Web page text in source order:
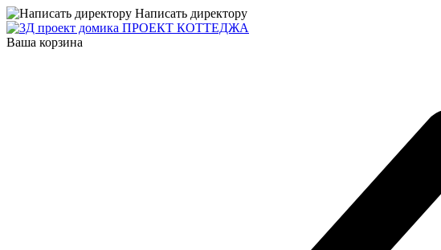
Написать директору
ПРОЕКТ КОТТЕДЖА
Ваша корзина